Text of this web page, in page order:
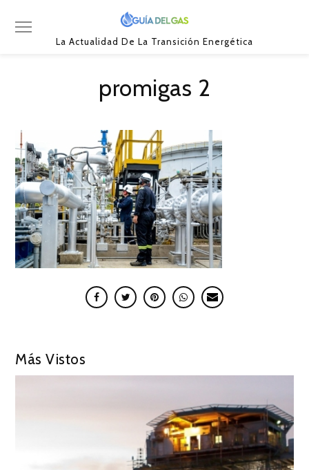
La Actualidad De La Transición Energética
promigas 2
Más Vistos